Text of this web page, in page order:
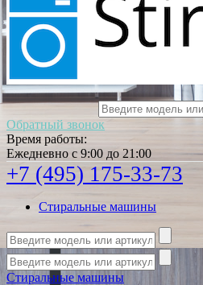
Обратный звонок
Время работы:
Ежедневно с 9:00 до 21:00
+7 (495) 175-33-73
Стиральные машины
Стиральные машины